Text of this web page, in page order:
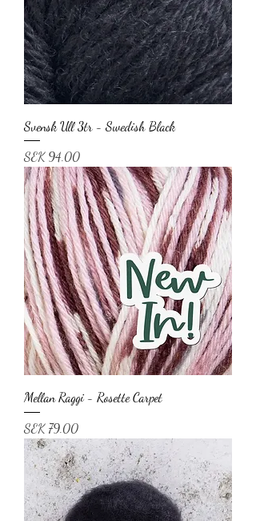
Svensk Ull 3tr - Swedish Black
Price
SEK 94.00
Mellan Raggi - Rosette Carpet
Price
SEK 79.00